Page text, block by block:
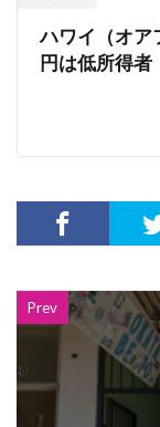
ハワイ（オア
円は低所得者
Prev